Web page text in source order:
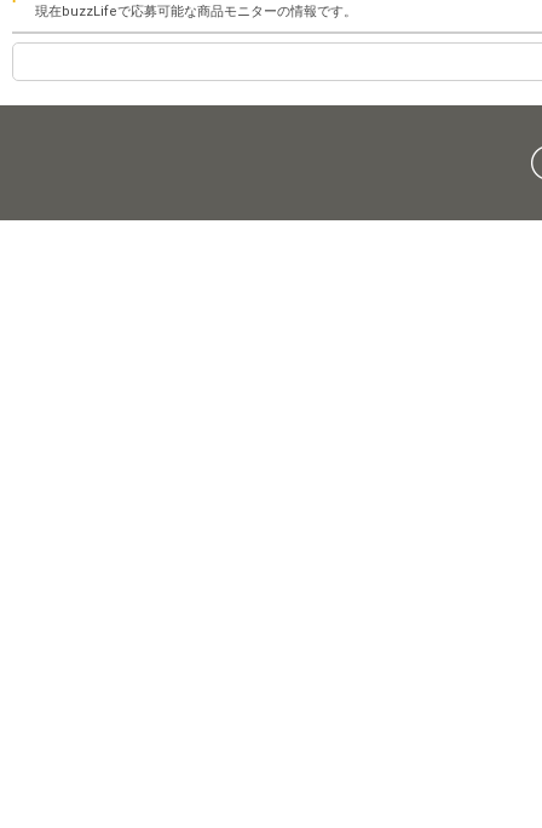
現在buzzLifeで応募可能な商品モニターの情報です。